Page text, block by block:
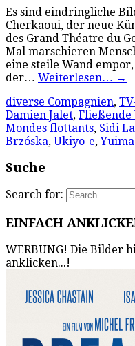
Es sind eindringliche
Cherkaoui, der neue
des Grand Théatre du
Mal marschieren
eine steile Wand
der… Weiterlesen… →
diverse Compagnien,
Damien Jalet, Fließende
Mondes flottants, Sidi
Brzóska, Ukiyo-e,
Suche
Search for:
EINFACH
WERBUNG! Die Bilder
anklicken...!